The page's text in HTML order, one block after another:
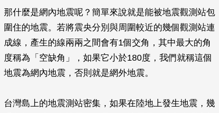
那什麼是網內地震呢？簡單來說就是能被地震觀測站包
圍住的地震。若將震央分別與周圍較近的幾個觀測站連
成線，產生的線兩兩之間會有1個交角，其中最大的角
度稱為「空缺角」，如果它小於180度，我們就稱這個
地震為網內地震，否則就是網外地震。
台灣島上的地震測站密集，如果在陸地上發生地震，幾